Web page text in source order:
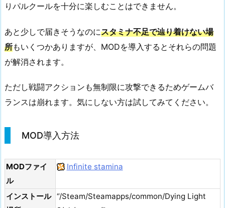
りパルクールを十分に楽しむことはできません。
あと少しで届きそうなのにスタミナ不足で辿り着けない場
所もいくつかありますが、MODを導入するとそれらの問題
が解消されます。
ただし戦闘アクションも無制限に攻撃できるためゲームバ
ランスは崩れます。気にしない方は試してみてください。
MOD導入方法
MODファイ
ル
Infinite stamina
インストール
“/Steam/Steamapps/common/Dying Light